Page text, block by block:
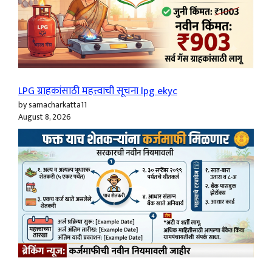
LPG ग्राहकांसाठी महत्त्वाची सूचना lpg ekyc
by samacharkatta11
August 8, 2026